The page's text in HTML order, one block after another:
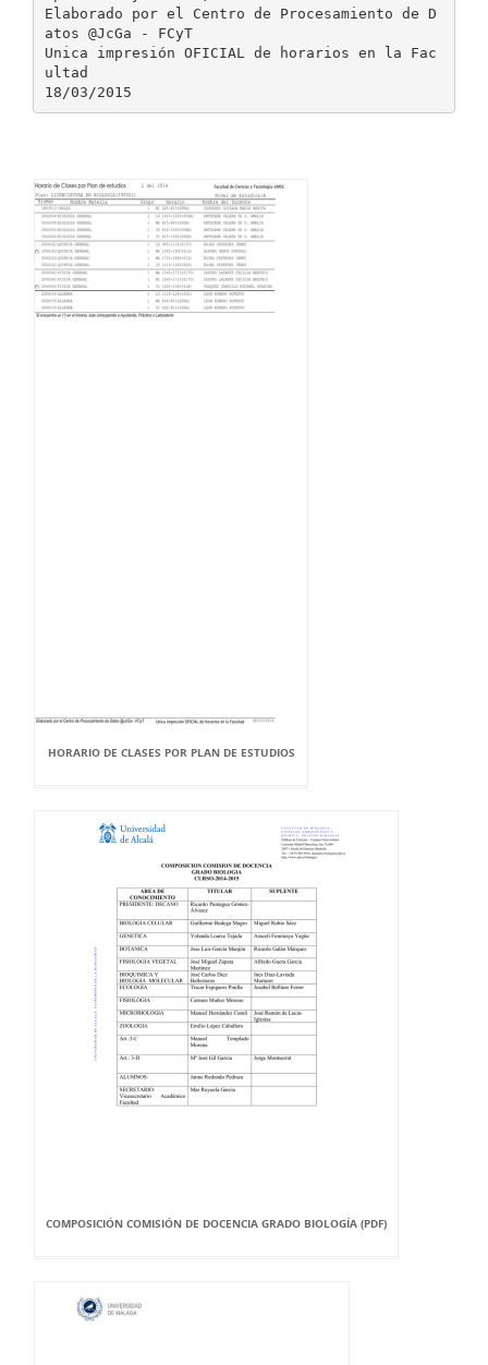
HORARIO DE CLASES POR PLAN DE ESTUDIOS
COMPOSICIÓN COMISIÓN DE DOCENCIA GRADO BIOLOGÍA (PDF)